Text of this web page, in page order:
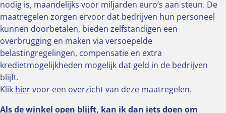
nodig is, maandelijks voor miljarden euro’s aan steun. De
maatregelen zorgen ervoor dat bedrijven hun personeel
kunnen doorbetalen, bieden zelfstandigen een
overbrugging en maken via versoepelde
belastingregelingen, compensatie en extra
kredietmogelijkheden mogelijk dat geld in de bedrijven
blijft.
Klik hiervoor een overzicht van deze maatregelen.
Als de winkel open blijft, kan ik dan iets doen om